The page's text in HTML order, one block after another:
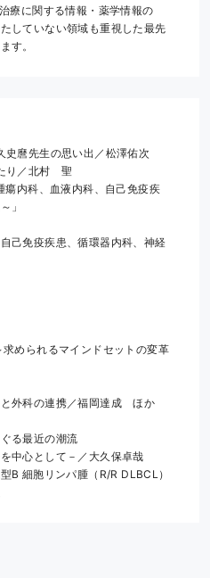
療に関する情報・薬学情報の
していない領域も重視した最先
す。
麿先生の思い出／松澤佑次
り／北村　聖
瘍内科、血液内科、自己免疫疾
」
免疫疾患、循環器内科、神経
求められるマインドセットの変革
外科の連携／福岡達成　ほか
る最近の潮流
中心として－／大久保卓哉
B 細胞リンパ腫（R/R DLBCL）